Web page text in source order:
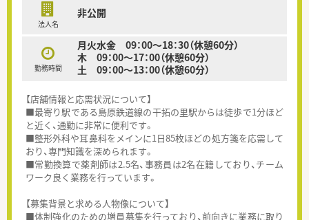
法人名
非公開
勤務時間
月火水金 09：00～18：30（休憩60分）
木 09：00～17：00（休憩60分）
土 09：00～13：00（休憩60分）
【店舗情報と応需状況について】
■最寄り駅である島原鉄道線の干拓の里駅からは徒歩で1分ほど
と近く、通勤に非常に便利です。
■整形外科や耳鼻科をメインに1日85枚ほどの処方箋を応需して
おり、専門知識を深められます。
■常勤換算で薬剤師は2.5名、事務員は2名在籍しており、チーム
ワーク良く業務を行っています。
【募集背景と求める人物像について】
■体制強化のための増員募集を行っており、前向きに業務に取り